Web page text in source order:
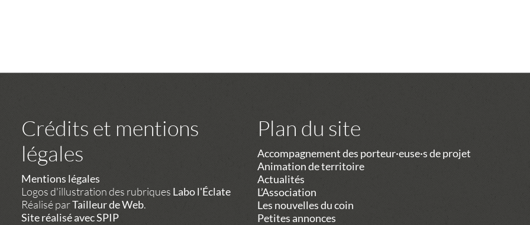
Crédits et mentions
légales
Mentions légales
Logos d'illustration des rubriques Labo l'Éclate
Réalisé parTailleur de Web.
Site réalisé avec SPIP
Plan du site
Accompagnement des porteur·euse·s de projet
Animation de territoire
Actualités
L’Association
Les nouvelles du coin
Petites annonces